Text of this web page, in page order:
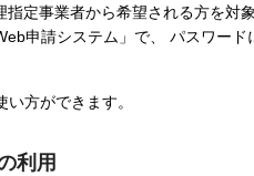
定事業者から希望される方を対
申請システム」で、 パスワー
方ができます。
利用